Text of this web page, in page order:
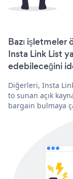
Bazı işletmeler
Insta Link List
edebileceğini
Diğerleri, Insta
to sunan açık
bargain bulmaya